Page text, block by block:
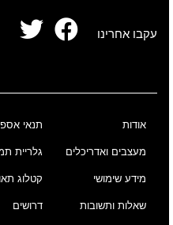
עקבו אחרינו
אודות
מעצבים ואדריכלים
מידע שימושי
שאלות ותשובות
תנאי
גלריית
קטלוג
דרושים